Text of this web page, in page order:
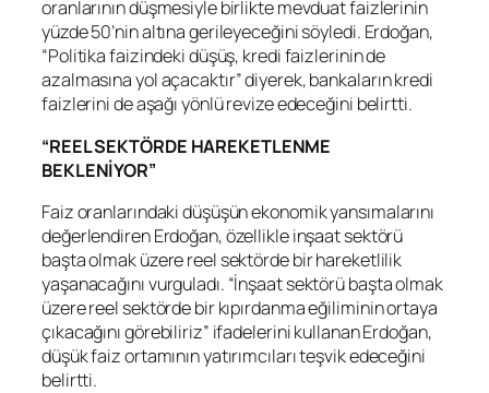
oranlarının düşmesiyle birlikte mevduat faizlerinin
yüzde 50’nin altına gerileyeceğini söyledi. Erdoğan,
“Politika faizindeki düşüş, kredi faizlerinin de
azalmasına yol açacaktır” diyerek, bankaların kredi
faizlerini de aşağı yönlü revize edeceğini belirtti.
“REEL SEKTÖRDE HAREKETLENME
BEKLENİYOR”
Faiz oranlarındaki düşüşün ekonomik yansımalarını
değerlendiren Erdoğan, özellikle inşaat sektörü
başta olmak üzere reel sektörde bir hareketlilik
yaşanacağını vurguladı. “İnşaat sektörü başta olmak
üzere reel sektörde bir kıpırdanma eğiliminin ortaya
çıkacağını görebiliriz” ifadelerini kullanan Erdoğan,
düşük faiz ortamının yatırımcıları teşvik edeceğini
belirtti.